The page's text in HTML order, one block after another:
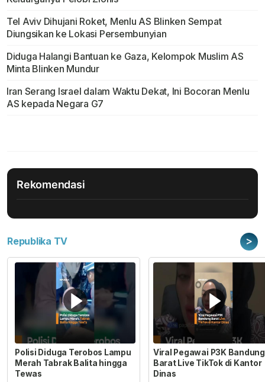
Tel Aviv Dihujani Roket, Menlu AS Blinken Sempat
Diungsikan ke Lokasi Persembunyian
Diduga Halangi Bantuan ke Gaza, Kelompok Muslim AS
Minta Blinken Mundur
Iran Serang Israel dalam Waktu Dekat, Ini Bocoran Menlu
AS kepada Negara G7
Rekomendasi
Republika TV >
Polisi Diduga Terobos Lampu
Merah Tabrak Balita hingga
Tewas
Viral Pegawai P3K Bandung
Barat Live TikTok di Kantor
Dinas